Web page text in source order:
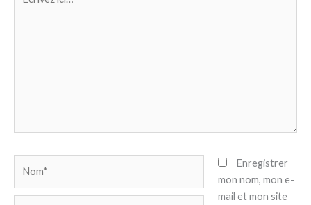
ici…
Enregistrer
mon nom, mon e-
mail et mon site